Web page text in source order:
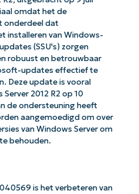
omdat het de
onderdeel dat
installeren van Windows-
(SSU's) zorgen
robuust en betrouwbaar
updates effectief te
Deze update is vooral
2012 R2 op 10
de ondersteuning heeft
aangemoedigd om over
van Windows Server om
behouden.
is het verbeteren van